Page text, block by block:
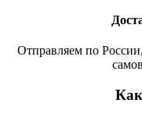
Отправляем по